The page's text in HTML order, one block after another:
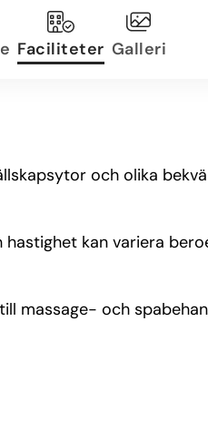
Faciliteter Galleri
och olika
kan variera
massage- och